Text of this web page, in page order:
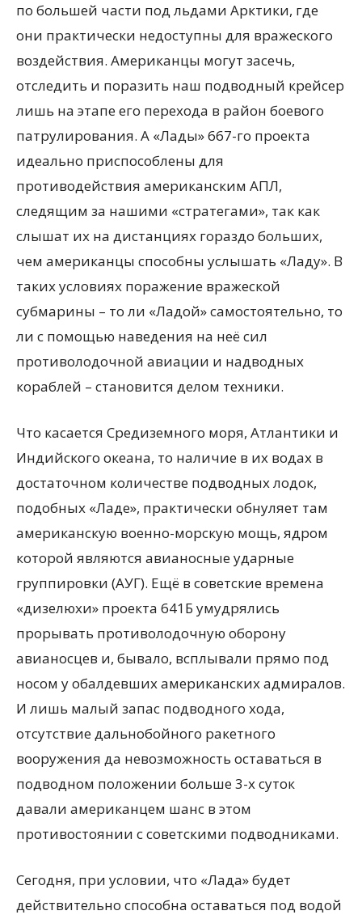
по большей части под льдами Арктики, где
они практически недоступны для вражеского
воздействия. Американцы могут засечь,
отследить и поразить наш подводный крейсер
лишь на этапе его перехода в район боевого
патрулирования. А «Лады» 667-го проекта
идеально приспособлены для
противодействия американским АПЛ,
следящим за нашими «стратегами», так как
слышат их на дистанциях гораздо больших,
чем американцы способны услышать «Ладу». В
таких условиях поражение вражеской
субмарины – то ли «Ладой» самостоятельно, то
ли с помощью наведения на неё сил
противолодочной авиации и надводных
кораблей – становится делом техники.
Что касается Средиземного моря, Атлантики и
Индийского океана, то наличие в их водах в
достаточном количестве подводных лодок,
подобных «Ладе», практически обнуляет там
американскую военно-морскую мощь, ядром
которой являются авианосные ударные
группировки (АУГ). Ещё в советские времена
«дизелюхи» проекта 641Б умудрялись
прорывать противолодочную оборону
авианосцев и, бывало, всплывали прямо под
носом у обалдевших американских адмиралов.
И лишь малый запас подводного хода,
отсутствие дальнобойного ракетного
вооружения да невозможность оставаться в
подводном положении больше 3-х суток
давали американцем шанс в этом
противостоянии с советскими подводниками.
Сегодня, при условии, что «Лада» будет
действительно способна оставаться под водой